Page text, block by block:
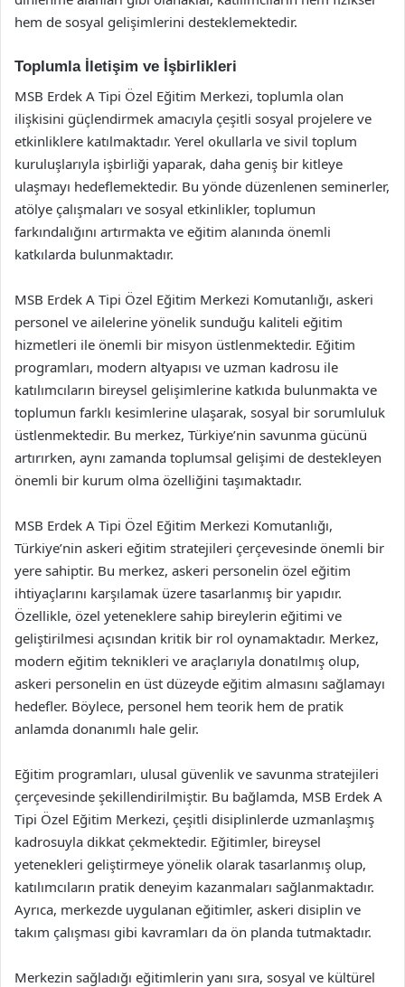
hem de sosyal gelişimlerini desteklemektedir.
Toplumla İletişim ve İşbirlikleri
MSB Erdek A Tipi Özel Eğitim Merkezi, toplumla olan
ilişkisini güçlendirmek amacıyla çeşitli sosyal projelere ve
etkinliklere katılmaktadır. Yerel okullarla ve sivil toplum
kuruluşlarıyla işbirliği yaparak, daha geniş bir kitleye
ulaşmayı hedeflemektedir. Bu yönde düzenlenen seminerler,
atölye çalışmaları ve sosyal etkinlikler, toplumun
farkındalığını artırmakta ve eğitim alanında önemli
katkılarda bulunmaktadır.
MSB Erdek A Tipi Özel Eğitim Merkezi Komutanlığı, askeri
personel ve ailelerine yönelik sunduğu kaliteli eğitim
hizmetleri ile önemli bir misyon üstlenmektedir. Eğitim
programları, modern altyapısı ve uzman kadrosu ile
katılımcıların bireysel gelişimlerine katkıda bulunmakta ve
toplumun farklı kesimlerine ulaşarak, sosyal bir sorumluluk
üstlenmektedir. Bu merkez, Türkiye’nin savunma gücünü
artırırken, aynı zamanda toplumsal gelişimi de destekleyen
önemli bir kurum olma özelliğini taşımaktadır.
MSB Erdek A Tipi Özel Eğitim Merkezi Komutanlığı,
Türkiye’nin askeri eğitim stratejileri çerçevesinde önemli bir
yere sahiptir. Bu merkez, askeri personelin özel eğitim
ihtiyaçlarını karşılamak üzere tasarlanmış bir yapıdır.
Özellikle, özel yeteneklere sahip bireylerin eğitimi ve
geliştirilmesi açısından kritik bir rol oynamaktadır. Merkez,
modern eğitim teknikleri ve araçlarıyla donatılmış olup,
askeri personelin en üst düzeyde eğitim almasını sağlamayı
hedefler. Böylece, personel hem teorik hem de pratik
anlamda donanımlı hale gelir.
Eğitim programları, ulusal güvenlik ve savunma stratejileri
çerçevesinde şekillendirilmiştir. Bu bağlamda, MSB Erdek A
Tipi Özel Eğitim Merkezi, çeşitli disiplinlerde uzmanlaşmış
kadrosuyla dikkat çekmektedir. Eğitimler, bireysel
yetenekleri geliştirmeye yönelik olarak tasarlanmış olup,
katılımcıların pratik deneyim kazanmaları sağlanmaktadır.
Ayrıca, merkezde uygulanan eğitimler, askeri disiplin ve
takım çalışması gibi kavramları da ön planda tutmaktadır.
Merkezin sağladığı eğitimlerin yanı sıra, sosyal ve kültürel